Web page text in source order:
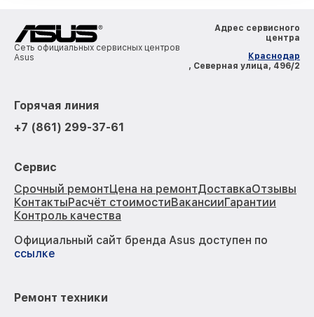
Сеть официальных сервисных центров
Asus
Адрес сервисного
центра
Краснодар
, Северная улица, 496/2
Горячая линия
+7 (861) 299-37-61
Сервис
Срочный ремонтЦена на ремонтДоставкаОтзывы
КонтактыРасчёт стоимостиВакансииГарантии
Контроль качества
Официальный сайт бренда Asus доступен по
ссылке
Ремонт техники